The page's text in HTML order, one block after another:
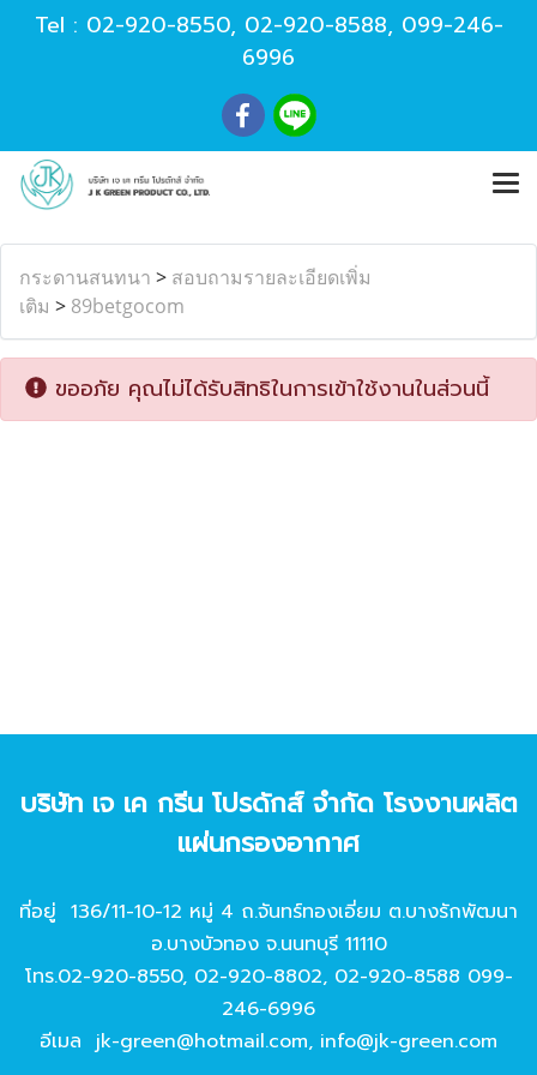
Tel : 02-920-8550, 02-920-8588, 099-246-
6996
กระดานสนทนา > สอบถามรายละเอียดเพิ่ม
เติม > 89betgocom
ขออภัย คุณไม่ได้รับสิทธิในการเข้าใช้งานในส่วนนี้
บริษัท เจ เค กรีน โปรดักส์ จํากัด โรงงานผลิต
แผ่นกรองอากาศ
ที่อยู่ 136/11-10-12 หมู่ 4 ถ.จันทร์ทองเอี่ยม ต.บางรักพัฒนา
อ.บางบัวทอง จ.นนทบุรี 11110
โทร.02-920-8550, 02-920-8802, 02-920-8588 099-
246-6996
อีเมล jk-green@hotmail.com, info@jk-green.com